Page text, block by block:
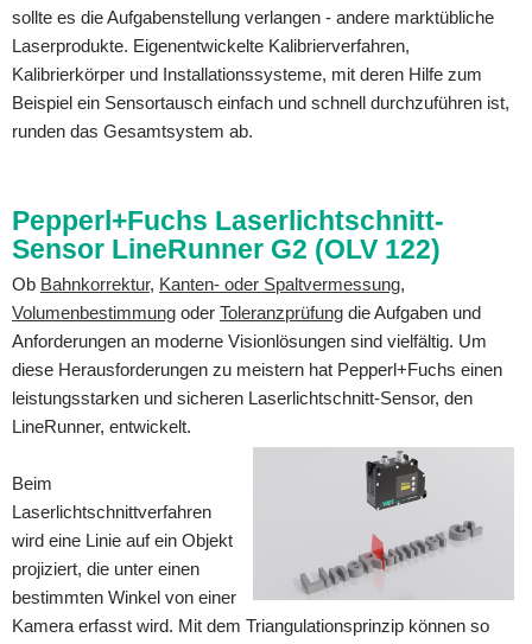
sollte es die Aufgabenstellung verlangen - andere marktübliche
Laserprodukte. Eigenentwickelte Kalibrierverfahren,
Kalibrierkörper und Installationssysteme, mit deren Hilfe zum
Beispiel ein Sensortausch einfach und schnell durchzuführen ist,
runden das Gesamtsystem ab.
Pepperl+Fuchs Laserlichtschnitt-
Sensor LineRunner G2 (OLV 122)
Ob Bahnkorrektur, Kanten- oder Spaltvermessung,
Volumenbestimmung oder Toleranzprüfung die Aufgaben und
Anforderungen an moderne Visionlösungen sind vielfältig. Um
diese Herausforderungen zu meistern hat Pepperl+Fuchs einen
leistungsstarken und sicheren Laserlichtschnitt-Sensor, den
LineRunner, entwickelt.
Beim
Laserlichtschnittverfahren
wird eine Linie auf ein Objekt
projiziert, die unter einen
bestimmten Winkel von einer
Kamera erfasst wird. Mit dem Triangulationsprinzip können so